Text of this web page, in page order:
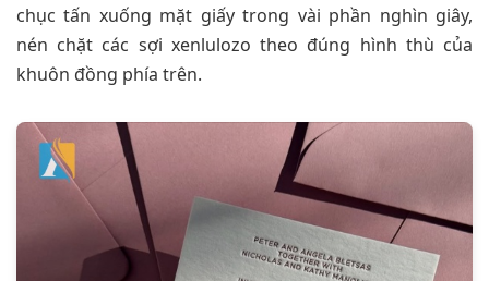
chục tấn xuống mặt giấy trong vài phần nghìn giây,
nén chặt các sợi xenlulozo theo đúng hình thù của
khuôn đồng phía trên.